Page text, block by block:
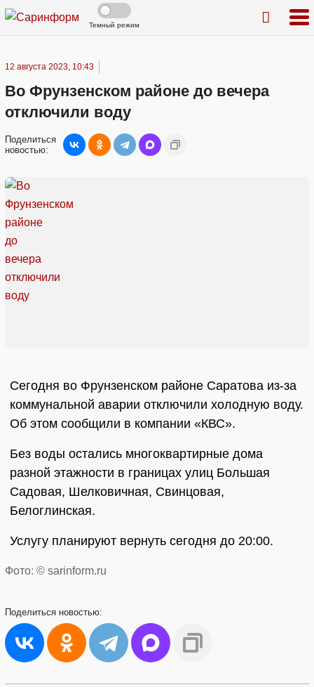
Темный режим
12 августа 2023, 10:43
Во Фрунзенском районе до вечера
отключили воду
Поделиться
новостью:
Сегодня во Фрунзенском районе Саратова из-за
коммунальной аварии отключили холодную воду.
Об этом сообщили в компании «КВС».
Без воды остались многоквартирные дома
разной этажности в границах улиц Большая
Садовая, Шелковичная, Свинцовая,
Белоглинская.
Услугу планируют вернуть сегодня до 20:00.
Фото: © sarinform.ru
Поделиться новостью: